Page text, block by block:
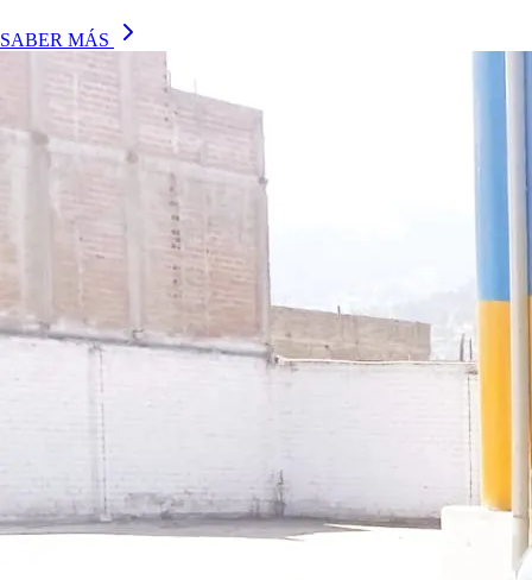
SABER MÁS